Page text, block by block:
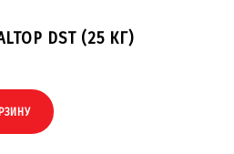
DST (25 КГ)